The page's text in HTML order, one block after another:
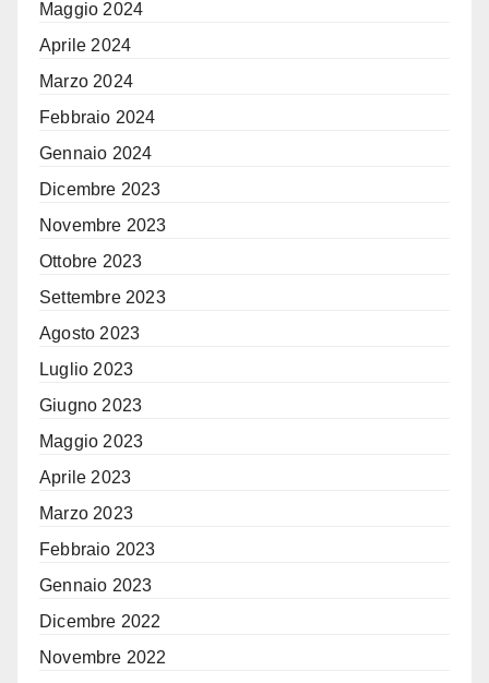
Maggio 2024
Aprile 2024
Marzo 2024
Febbraio 2024
Gennaio 2024
Dicembre 2023
Novembre 2023
Ottobre 2023
Settembre 2023
Agosto 2023
Luglio 2023
Giugno 2023
Maggio 2023
Aprile 2023
Marzo 2023
Febbraio 2023
Gennaio 2023
Dicembre 2022
Novembre 2022